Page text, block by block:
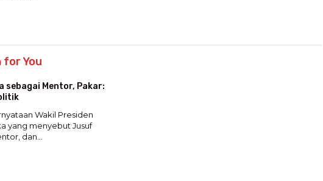
for You
sebagai Mentor, Pakar:
Wakil Presiden
yang menyebut Jusuf
dan…